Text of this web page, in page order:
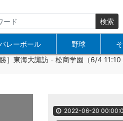
検索
レーボール 野球
］東海大諏訪 - 松商学園（6/4 11:10
2022-06-20